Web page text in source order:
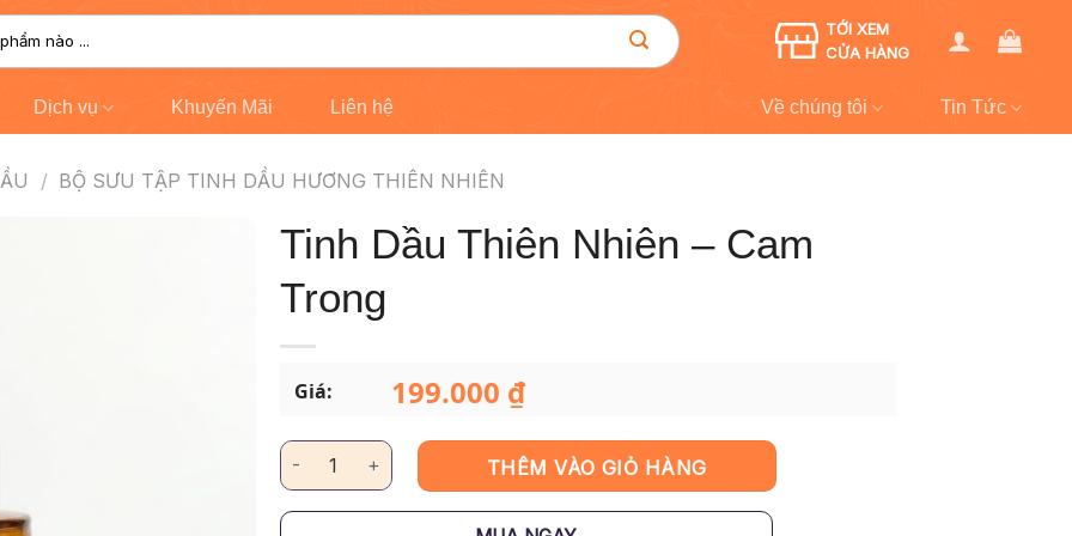
TỚI XEM
CỬA HÀNG
Dịch vụ Khuyến Mãi Liên hệ Về chúng tôi Tin Tức
/ BỘ SƯU TẬP TINH DẦU HƯƠNG THIÊN NHIÊN
Tinh Dầu Thiên Nhiên – Cam
Trong
Giá: 199.000 ₫
Tinh Dầu Thiên Nhiên - Cam Trong số lượng
THÊM VÀO GIỎ HÀNG